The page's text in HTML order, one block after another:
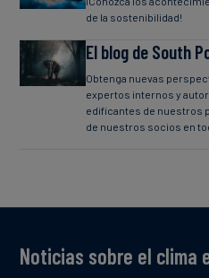
de la sostenibilidad!
El blog de South
Obtenga nuevas
expertos internos y
edificantes de nuestros
de nuestros socios en
Noticias sobre el clima